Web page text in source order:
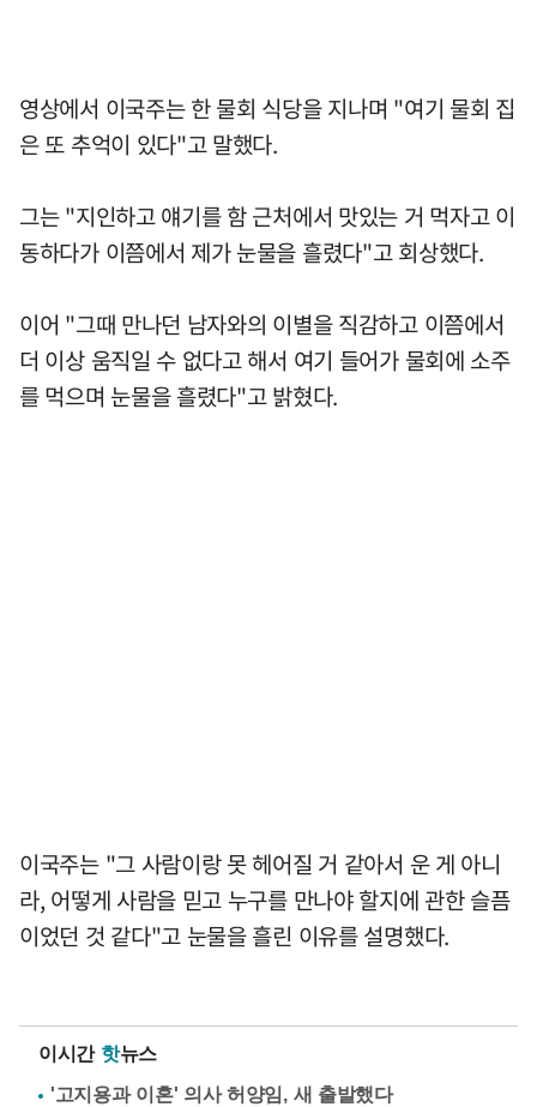
영상에서 이국주는 한 물회 식당을 지나며 "여기 물회 집
은 또 추억이 있다"고 말했다.
그는 "지인하고 얘기를 함 근처에서 맛있는 거 먹자고 이
동하다가 이쯤에서 제가 눈물을 흘렸다"고 회상했다.
이어 "그때 만나던 남자와의 이별을 직감하고 이쯤에서
더 이상 움직일 수 없다고 해서 여기 들어가 물회에 소주
를 먹으며 눈물을 흘렸다"고 밝혔다.
이국주는 "그 사람이랑 못 헤어질 거 같아서 운 게 아니
라, 어떻게 사람을 믿고 누구를 만나야 할지에 관한 슬픔
이었던 것 같다"고 눈물을 흘린 이유를 설명했다.
이시간 핫뉴스
'고지용과 이혼' 의사 허양임, 새 출발했다